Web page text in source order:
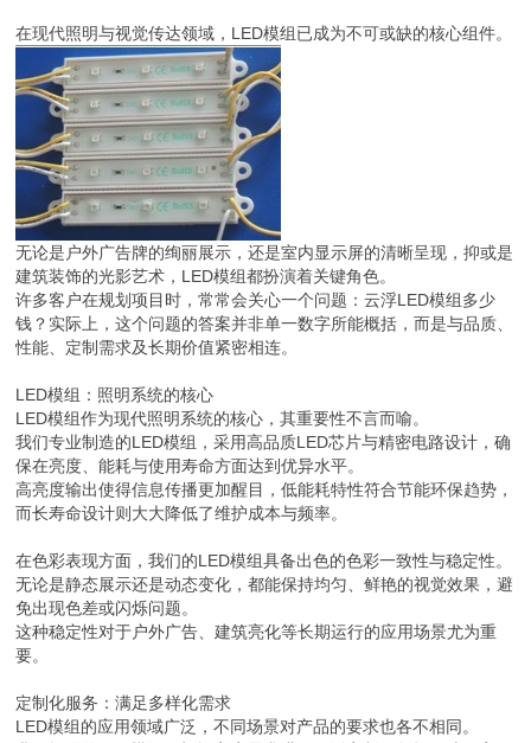
在现代照明与视觉传达领域，LED模组已成为不可或缺的核心组件。
无论是户外广告牌的绚丽展示，还是室内显示屏的清晰呈现，抑或是
建筑装饰的光影艺术，LED模组都扮演着关键角色。
许多客户在规划项目时，常常会关心一个问题：云浮LED模组多少
钱？实际上，这个问题的答案并非单一数字所能概括，而是与品质、
性能、定制需求及长期价值紧密相连。
LED模组：照明系统的核心
LED模组作为现代照明系统的核心，其重要性不言而喻。
我们专业制造的LED模组，采用高品质LED芯片与精密电路设计，确
保在亮度、能耗与使用寿命方面达到优异水平。
高亮度输出使得信息传播更加醒目，低能耗特性符合节能环保趋势，
而长寿命设计则大大降低了维护成本与频率。
在色彩表现方面，我们的LED模组具备出色的色彩一致性与稳定性。
无论是静态展示还是动态变化，都能保持均匀、鲜艳的视觉效果，避
免出现色差或闪烁问题。
这种稳定性对于户外广告、建筑亮化等长期运行的应用场景尤为重
要。
定制化服务：满足多样化需求
LED模组的应用领域广泛，不同场景对产品的要求也各不相同。